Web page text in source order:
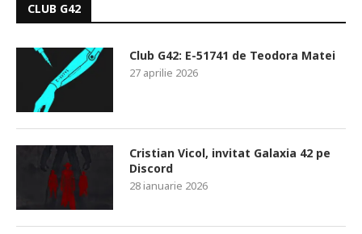
CLUB G42
Club G42: E-51741 de Teodora Matei
27 aprilie 2026
Cristian Vicol, invitat Galaxia 42 pe
Discord
28 ianuarie 2026